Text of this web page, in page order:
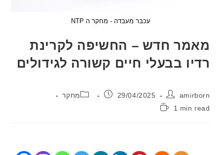
עכבר מעבדה - מחקר ה NTP
חדש – החשיפה לקרינת
בבעלי חיים קשורה לגידולים
פורסם:
29/04/2025 קטגוריה:
מחקר
1 min